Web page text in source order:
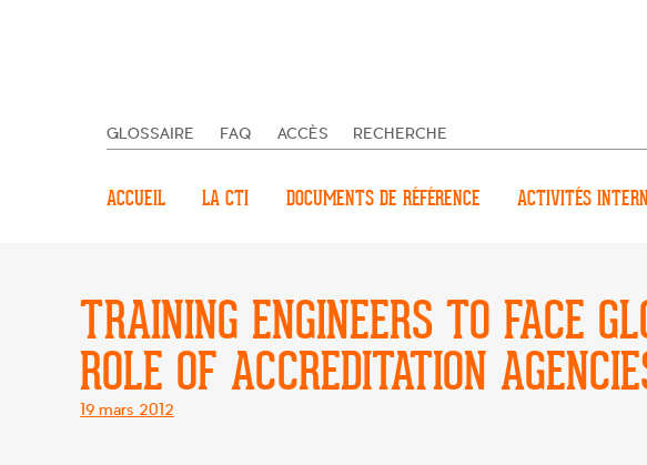
GLOSSAIRE FAQ ACCÈS RECHERCHE
ACCUEIL LA CTI DOCUMENTS DE RÉFÉRENCE ACTIVITÉS
TRAINING ENGINEERS TO FACE
ROLE OF ACCREDITATION
Posté
19 mars 2012